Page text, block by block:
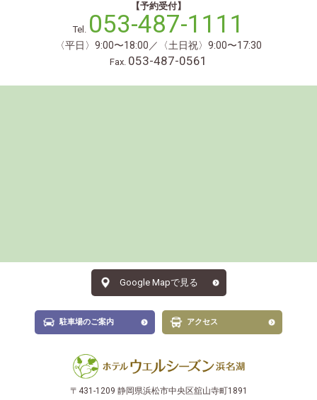
【予約受付】
Tel. 053-487-1111
〈平日〉9:00〜18:00／〈土日祝〉9:00〜17:30
Fax. 053-487-0561
Google Mapで見る
駐車場のご案内 アクセス
〒431-1209 静岡県浜松市中央区舘山寺町1891